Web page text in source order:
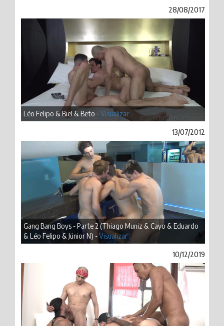
28/08/2017
Léo Felipo & Biel & Beto -Visualizar
13/07/2012
Gang Bang Boys - Parte 2 (Thiago Muniz & Cayo & Eduardo
& Léo Felipo & Júnior N) -Visualizar
10/12/2019